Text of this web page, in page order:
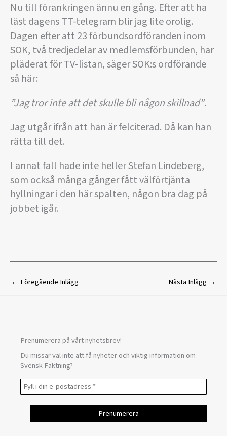
Nu till förankringen ännu en gång. Efter att ha
läst dagens TT-telegram blir jag lite orolig.
Dagen efter att 23 förbundsordföranden inom
SOK, två tredjedelar av medlemsförbunden, har
pläderat för TV-listan, säger SOK:s ordförande
så här:
”Jag tror inte att det skulle bli någon skillnad”.
Jag utgår ifrån att han är felciterad. Då kan han
rätta till det.
I annat fall hade inte heller Stefan Lindeberg,
som också många gånger fått välförtjänta
hyllningar i den här spalten, någon bra dag på
jobbet igår.
← Föregående Inlägg Nästa Inlägg →
Prenumerera på vårt nyhetsbrev!
Du missar väl inte att få nyheter och viktig information om
Svensk Fäktning?